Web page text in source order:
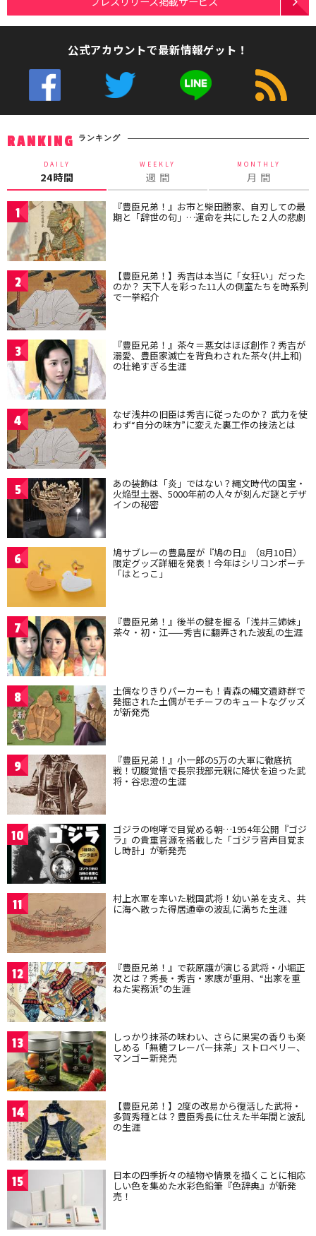
公式アカウントで最新情報ゲット！
RANKING ランキング
DAILY
24時間
WEEKLY
週 間
MONTHLY
月 間
1 『豊臣兄弟！』お市と柴田勝家、自刃しての最
期と「辞世の句」…運命を共にした２人の悲劇
2 【豊臣兄弟！】秀吉は本当に「女狂い」だった
のか？ 天下人を彩った11人の側室たちを時系列
で一挙紹介
3 『豊臣兄弟！』茶々＝悪女はほぼ創作？秀吉が
溺愛、豊臣家滅亡を背負わされた茶々(井上和)
の壮絶すぎる生涯
4 なぜ浅井の旧臣は秀吉に従ったのか？ 武力を使
わず“自分の味方”に変えた裏工作の技法とは
5 あの装飾は「炎」ではない？縄文時代の国宝・
火焔型土器、5000年前の人々が刻んだ謎とデザ
インの秘密
6 鳩サブレーの豊島屋が『鳩の日』（8月10日）
限定グッズ詳細を発表！今年はシリコンポーチ
「はとっこ」
7 『豊臣兄弟！』後半の鍵を握る「浅井三姉妹」
茶々・初・江——秀吉に翻弄された波乱の生涯
8 土偶なりきりパーカーも！青森の縄文遺跡群で
発掘された土偶がモチーフのキュートなグッズ
が新発売
9 『豊臣兄弟！』小一郎の5万の大軍に徹底抗
戦！切腹覚悟で長宗我部元親に降伏を迫った武
将・谷忠澄の生涯
10 ゴジラの咆哮で目覚める朝…1954年公開『ゴジ
ラ』の貴重音源を搭載した「ゴジラ音声目覚ま
し時計」が新発売
11 村上水軍を率いた戦国武将！幼い弟を支え、共
に海へ散った得居通幸の波乱に満ちた生涯
12 『豊臣兄弟！』で萩原護が演じる武将・小堀正
次とは？秀長・秀吉・家康が重用、“出家を重
ねた実務派”の生涯
13 しっかり抹茶の味わい、さらに果実の香りも楽
しめる「無糖フレーバー抹茶」ストロベリー、
マンゴー新発売
14 【豊臣兄弟！】2度の改易から復活した武将・
多賀秀種とは？豊臣秀長に仕えた半年間と波乱
の生涯
15 日本の四季折々の植物や情景を描くことに相応
しい色を集めた水彩色鉛筆『色辞典』が新発
売！